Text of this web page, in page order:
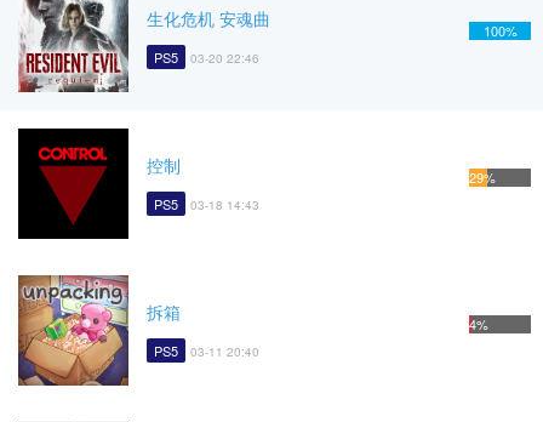
生化危机 安魂曲
PS5 03-20 22:46
100%
控制
PS5 03-18 14:43
29%
拆箱
PS5 03-11 20:40
4%